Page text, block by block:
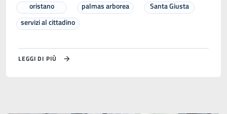
oristano
palmas arborea
Santa Giusta
servizi al cittadino
LEGGI DI PIÙ